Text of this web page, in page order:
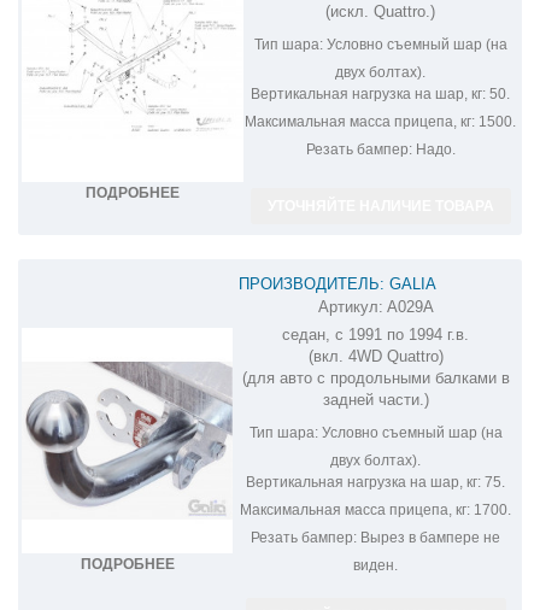
ПОДРОБНЕЕ
(искл. Quattro.)
Тип шара:Условно съемный шар (на
двух болтах).
Вертикальная нагрузка на шар, кг: 50.
Максимальная масса прицепа, кг: 1500.
Резать бампер:Надо.
ПОДРОБНЕЕ
ПРОИЗВОДИТЕЛЬ: GALIA
ОЦИНКОВАННЫЙ ФАРКОП НА AUDI 80
A029A
Артикул: A029A
седан, с 1991 по 1994 г.в.
(вкл. 4WD Quattro)
(для авто с продольными балками в
задней части.)
Тип шара:Условно съемный шар (на
двух болтах).
Вертикальная нагрузка на шар, кг: 75.
Максимальная масса прицепа, кг: 1700.
Резать бампер: Вырез в бампере не
виден.